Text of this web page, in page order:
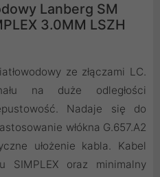
Lanberg SM
3.0MM LSZH
ze złączami LC.
na duże odległości
Nadaje się do
włókna G.657.A2
ułożenie kabla. Kabel
SIMPLEX oraz minimalny